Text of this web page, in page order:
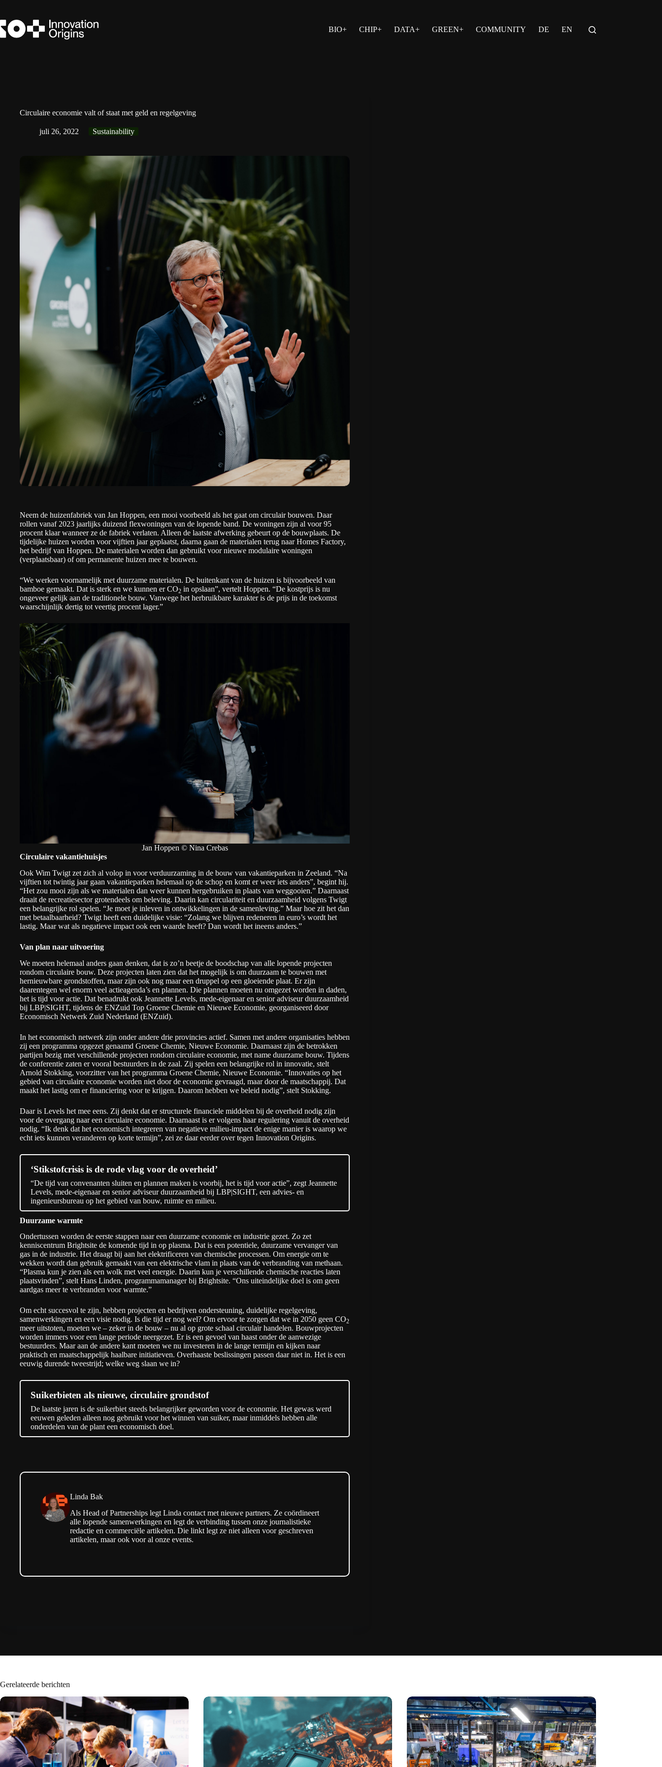
de
inhoud
BIO+ CHIP+ DATA+ GREEN+ COMMUNITY DE EN
Circulaire economie valt of staat met geld en regelgeving
juli 26, 2022 Sustainability
Neem de huizenfabriek van Jan Hoppen, een mooi voorbeeld als het gaat om circulair bouwen. Daar
rollen vanaf 2023 jaarlijks duizend flexwoningen van de lopende band. De woningen zijn al voor 95
procent klaar wanneer ze de fabriek verlaten. Alleen de laatste afwerking gebeurt op de bouwplaats. De
tijdelijke huizen worden voor vijftien jaar geplaatst, daarna gaan de materialen terug naarHomes Factory,
het bedrijf van Hoppen. De materialen worden dan gebruikt voor nieuwe modulaire woningen
(verplaatsbaar) of om permanente huizen mee te bouwen.
“We werken voornamelijk met duurzame materialen. De buitenkant van de huizen is bijvoorbeeld van
bamboe gemaakt. Dat is sterk en we kunnen er CO2 in opslaan”, vertelt Hoppen. “De kostprijs is nu
ongeveer gelijk aan de traditionele bouw. Vanwege het herbruikbare karakter is de prijs in de toekomst
waarschijnlijk dertig tot veertig procent lager.”
Jan Hoppen © Nina Crebas
Circulaire vakantiehuisjes
Ook Wim Twigt zet zich al volop in voor verduurzaming in de bouw van vakantieparken in Zeeland. “Na
vijftien tot twintig jaar gaan vakantieparken helemaal op de schop en komt er weer iets anders”, begint hij.
“Het zou mooi zijn als we materialen dan weer kunnen hergebruiken in plaats van weggooien.” Daarnaast
draait de recreatiesector grotendeels om beleving. Daarin kan circulariteit en duurzaamheid volgens Twigt
een belangrijke rol spelen. “Je moet je inleven in ontwikkelingen in de samenleving.” Maar hoe zit het dan
met betaalbaarheid? Twigt heeft een duidelijke visie: “Zolang we blijven redeneren in euro’s wordt het
lastig. Maar wat als negatieve impact ook een waarde heeft? Dan wordt het ineens anders.”
Van plan naar uitvoering
We moeten helemaal anders gaan denken, dat is zo’n beetje de boodschap van alle lopende projecten
rondom circulaire bouw. Deze projecten laten zien dat het mogelijk is om duurzaam te bouwen met
hernieuwbare grondstoffen, maar zijn ook nog maar een druppel op een gloeiende plaat. Er zijn
daarentegen wel enorm veel actieagenda’s en plannen. Die plannen moeten nu omgezet worden in daden,
het is tijd voor actie. Dat benadrukt ook Jeannette Levels, mede-eigenaar en senior adviseur duurzaamheid
bij LBP|SIGHT, tijdens de ENZuid Top Groene Chemie en Nieuwe Economie, georganiseerd door
Economisch Netwerk Zuid Nederland (ENZuid).
In het economisch netwerk zijn onder andere drie provincies actief. Samen met andere organisaties hebben
zij een programma opgezet genaamd Groene Chemie, Nieuwe Economie. Daarnaast zijn de betrokken
partijen bezig met verschillende projecten rondom circulaire economie, met name duurzame bouw. Tijdens
de conferentie zaten er vooral bestuurders in de zaal. Zij spelen een belangrijke rol in innovatie, stelt
Arnold Stokking, voorzitter van het programma Groene Chemie, Nieuwe Economie. “Innovaties op het
gebied van circulaire economie worden niet door de economie gevraagd, maar door de maatschappij. Dat
maakt het lastig om er financiering voor te krijgen. Daarom hebben we beleid nodig”, stelt Stokking.
Daar is Levels het mee eens. Zij denkt dat er structurele financiele middelen bij de overheid nodig zijn
voor de overgang naar een circulaire economie. Daarnaast is er volgens haar regulering vanuit de overheid
nodig. “Ik denk dat het economisch integreren van negatieve milieu-impact de enige manier is waarop we
echt iets kunnen veranderen op korte termijn”, zei ze daar eerder over tegen Innovation Origins.
‘Stikstofcrisis is de rode vlag voor de overheid’
“De tijd van convenanten sluiten en plannen maken is voorbij, het is tijd voor actie”, zegt Jeannette
Levels, mede-eigenaar en senior adviseur duurzaamheid bij LBP|SIGHT, een advies- en
ingenieursbureau op het gebied van bouw, ruimte en milieu.
Duurzame warmte
Ondertussen worden de eerste stappen naar een duurzame economie en industrie gezet. Zo zet
kenniscentrum Brightsite de komende tijd in op plasma. Dat is een potentiele, duurzame vervanger van
gas in de industrie. Het draagt bij aan het elektrificeren van chemische processen. Om energie om te
wekken wordt dan gebruik gemaakt van een elektrische vlam in plaats van de verbranding van methaan.
“Plasma kun je zien als een wolk met veel energie. Daarin kun je verschillende chemische reacties laten
plaatsvinden”, stelt Hans Linden, programmamanager bij Brightsite. “Ons uiteindelijke doel is om geen
aardgas meer te verbranden voor warmte.”
Om echt succesvol te zijn, hebben projecten en bedrijven ondersteuning, duidelijke regelgeving,
samenwerkingen en een visie nodig. Is die tijd er nog wel? Om ervoor te zorgen dat we in 2050 geen CO2
meer uitstoten, moeten we – zeker in de bouw – nu al op grote schaal circulair handelen. Bouwprojecten
worden immers voor een lange periode neergezet. Er is een gevoel van haast onder de aanwezige
bestuurders. Maar aan de andere kant moeten we nu investeren in de lange termijn en kijken naar
praktisch en maatschappelijk haalbare initiatieven. Overhaaste beslissingen passen daar niet in. Het is een
eeuwig durende tweestrijd; welke weg slaan we in?
Suikerbieten als nieuwe, circulaire grondstof
De laatste jaren is de suikerbiet steeds belangrijker geworden voor de economie. Het gewas werd
eeuwen geleden alleen nog gebruikt voor het winnen van suiker, maar inmiddels hebben alle
onderdelen van de plant een economisch doel.
Linda Bak
Als Head of Partnerships legt Linda contact met nieuwe partners. Ze coördineert
alle lopende samenwerkingen en legt de verbinding tussen onze journalistieke
redactie en commerciële artikelen. Die linkt legt ze niet alleen voor geschreven
artikelen, maar ook voor al onze events.
Gerelateerde berichten